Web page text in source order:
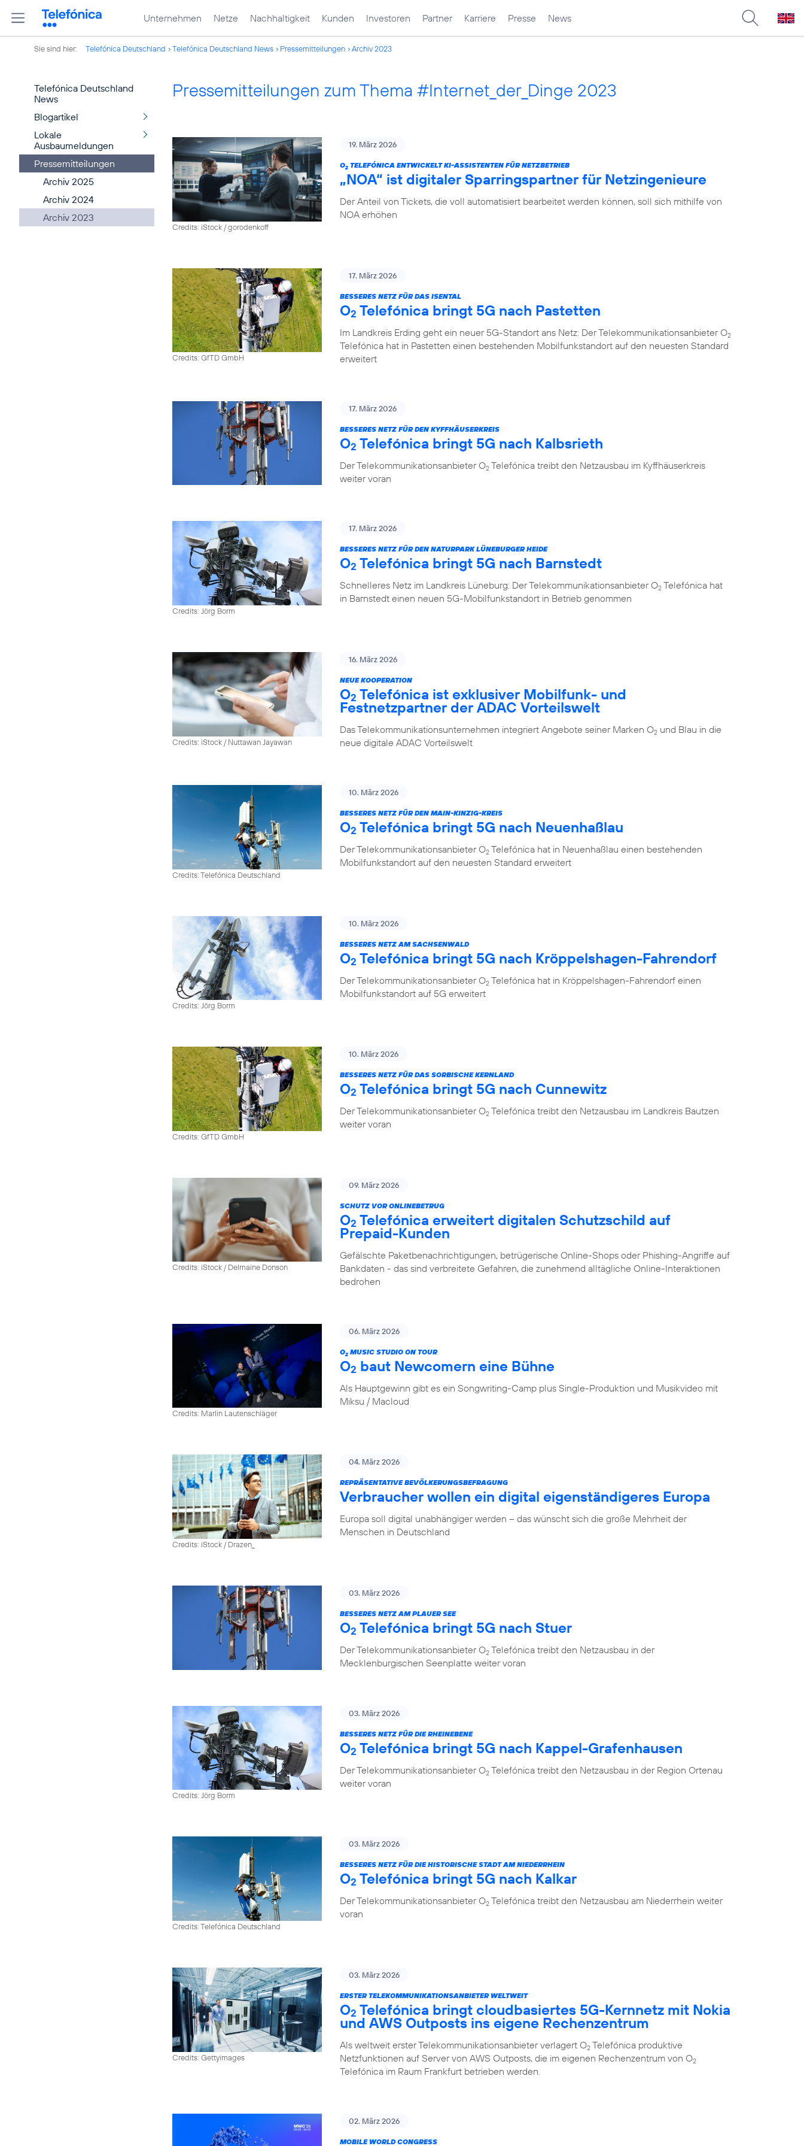
Unternehmen Netze Nachhaltigkeit Kunden Investoren Partner Karriere Presse News
Sie sind hier: Telefónica Deutschland Telefónica Deutschland News Pressemitteilungen Archiv 2023
Telefónica Deutschland
News
Blogartikel
Lokale
Ausbaumeldungen
Pressemitteilungen
Archiv 2025
Archiv 2024
Archiv 2023
Pressemitteilungen zum Thema #Internet_der_Dinge 2023
Credits: iStock / gorodenkoff
19. März 2026
O2 TELEFÓNICA ENTWICKELT KI-ASSISTENTEN FÜR NETZBETRIEB
„NOA“ ist digitaler Sparringspartner für Netzingenieure
Der Anteil von Tickets, die voll automatisiert bearbeitet werden können, soll sich mithilfe von
NOA erhöhen
Credits: GfTD GmbH
17. März 2026
BESSERES NETZ FÜR DAS ISENTAL
O2 Telefónica bringt 5G nach Pastetten
Im Landkreis Erding geht ein neuer 5G-Standort ans Netz: Der Telekommunikationsanbieter O2
Telefónica hat in Pastetten einen bestehenden Mobilfunkstandort auf den neuesten Standard
erweitert
17. März 2026
BESSERES NETZ FÜR DEN KYFFHÄUSERKREIS
O2 Telefónica bringt 5G nach Kalbsrieth
Der Telekommunikationsanbieter O2 Telefónica treibt den Netzausbau im Kyffhäuserkreis
weiter voran
Credits: Jörg Borm
17. März 2026
BESSERES NETZ FÜR DEN NATURPARK LÜNEBURGER HEIDE
O2 Telefónica bringt 5G nach Barnstedt
Schnelleres Netz im Landkreis Lüneburg: Der Telekommunikationsanbieter O2 Telefónica hat
in Barnstedt einen neuen 5G-Mobilfunkstandort in Betrieb genommen
Credits: iStock / Nuttawan Jayawan
16. März 2026
NEUE KOOPERATION
O2 Telefónica ist exklusiver Mobilfunk- und
Festnetzpartner der ADAC Vorteilswelt
Das Telekommunikationsunternehmen integriert Angebote seiner Marken O2 und Blau in die
neue digitale ADAC Vorteilswelt
Credits: Telefónica Deutschland
10. März 2026
BESSERES NETZ FÜR DEN MAIN-KINZIG-KREIS
O2 Telefónica bringt 5G nach Neuenhaßlau
Der Telekommunikationsanbieter O2 Telefónica hat in Neuenhaßlau einen bestehenden
Mobilfunkstandort auf den neuesten Standard erweitert
Credits: Jörg Borm
10. März 2026
BESSERES NETZ AM SACHSENWALD
O2 Telefónica bringt 5G nach Kröppelshagen-Fahrendorf
Der Telekommunikationsanbieter O2 Telefónica hat in Kröppelshagen-Fahrendorf einen
Mobilfunkstandort auf 5G erweitert
Credits: GfTD GmbH
10. März 2026
BESSERES NETZ FÜR DAS SORBISCHE KERNLAND
O2 Telefónica bringt 5G nach Cunnewitz
Der Telekommunikationsanbieter O2 Telefónica treibt den Netzausbau im Landkreis Bautzen
weiter voran
Credits: iStock / Delmaine Donson
09. März 2026
SCHUTZ VOR ONLINEBETRUG
O2 Telefónica erweitert digitalen Schutzschild auf
Prepaid-Kunden
Gefälschte Paketbenachrichtigungen, betrügerische Online-Shops oder Phishing-Angriffe auf
Bankdaten - das sind verbreitete Gefahren, die zunehmend alltägliche Online-Interaktionen
bedrohen
Credits: Marlin Lautenschläger
06. März 2026
O2 MUSIC STUDIO ON TOUR
O2 baut Newcomern eine Bühne
Als Hauptgewinn gibt es ein Songwriting-Camp plus Single-Produktion und Musikvideo mit
Miksu / Macloud
Credits: iStock / Drazen_
04. März 2026
REPRÄSENTATIVE BEVÖLKERUNGSBEFRAGUNG
Verbraucher wollen ein digital eigenständigeres Europa
Europa soll digital unabhängiger werden – das wünscht sich die große Mehrheit der
Menschen in Deutschland
03. März 2026
BESSERES NETZ AM PLAUER SEE
O2 Telefónica bringt 5G nach Stuer
Der Telekommunikationsanbieter O2 Telefónica treibt den Netzausbau in der
Mecklenburgischen Seenplatte weiter voran
Credits: Jörg Borm
03. März 2026
BESSERES NETZ FÜR DIE RHEINEBENE
O2 Telefónica bringt 5G nach Kappel-Grafenhausen
Der Telekommunikationsanbieter O2 Telefónica treibt den Netzausbau in der Region Ortenau
weiter voran
Credits: Telefónica Deutschland
03. März 2026
BESSERES NETZ FÜR DIE HISTORISCHE STADT AM NIEDERRHEIN
O2 Telefónica bringt 5G nach Kalkar
Der Telekommunikationsanbieter O2 Telefónica treibt den Netzausbau am Niederrhein weiter
voran
Credits: Gettyimages
03. März 2026
ERSTER TELEKOMMUNIKATIONSANBIETER WELTWEIT
O2 Telefónica bringt cloudbasiertes 5G-Kernnetz mit Nokia
und AWS Outposts ins eigene Rechenzentrum
Als weltweit erster Telekommunikationsanbieter verlagert O2 Telefónica produktive
Netzfunktionen auf Server von AWS Outposts, die im eigenen Rechenzentrum von O2
Telefónica im Raum Frankfurt betrieben werden.
02. März 2026
MOBILE WORLD CONGRESS